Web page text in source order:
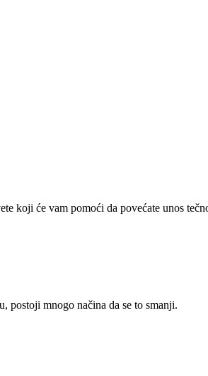
koji će vam pomoći da povećate unos
postoji mnogo načina da se to smanji.